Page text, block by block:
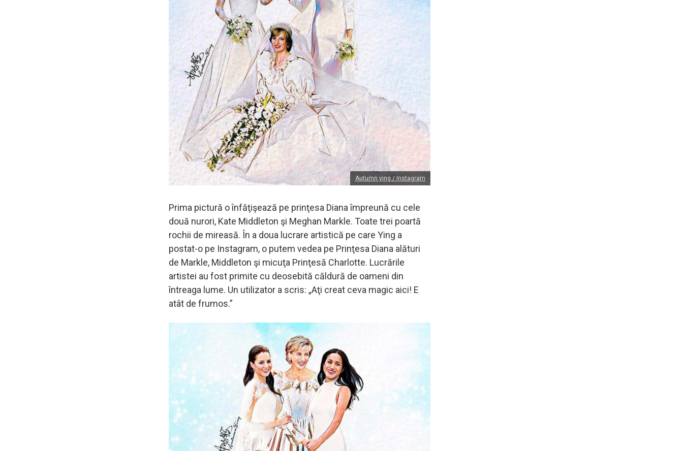
Autumn.ying / Instagram
Prima pictură o înfăţişează pe prinţesa Diana împreună cu cele
două nurori, Kate Middleton şi Meghan Markle. Toate trei poartă
rochii de mireasă. În a doua lucrare artistică pe care Ying a
postat-o pe Instagram, o putem vedea pe Prinţesa Diana alături
de Markle, Middleton şi micuţa Prinţesă Charlotte. Lucrările
artistei au fost primite cu deosebită căldură de oameni din
întreaga lume. Un utilizator a scris: „Aţi creat ceva magic aici! E
atât de frumos.”